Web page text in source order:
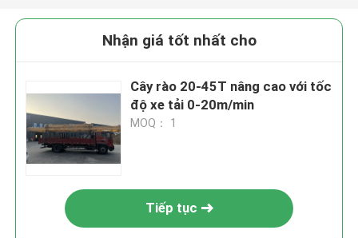
Nhận giá tốt nhất cho
Cây rào 20-45T nâng cao với tốc
độ xe tải 0-20m/min
MOQ： 1
Tiếp tục